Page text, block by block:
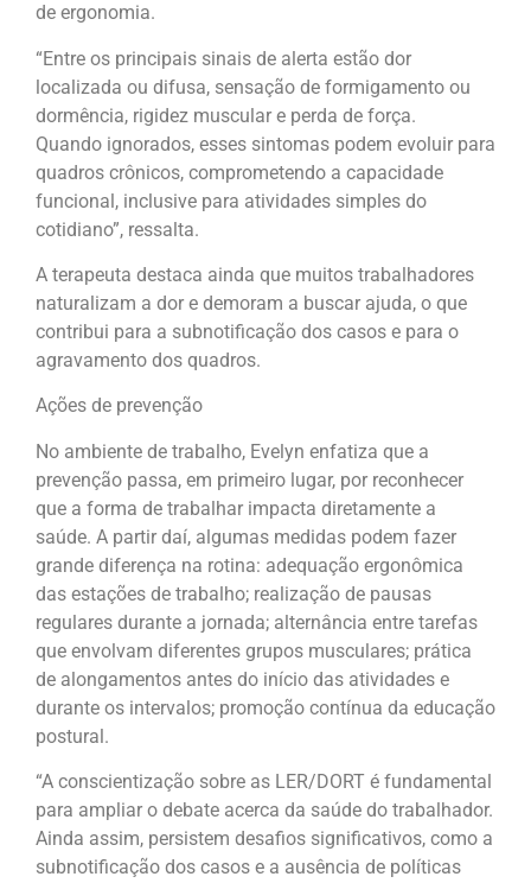
de ergonomia.
“Entre os principais sinais de alerta estão dor
localizada ou difusa, sensação de formigamento ou
dormência, rigidez muscular e perda de força.
Quando ignorados, esses sintomas podem evoluir para
quadros crônicos, comprometendo a capacidade
funcional, inclusive para atividades simples do
cotidiano”, ressalta.
A terapeuta destaca ainda que muitos trabalhadores
naturalizam a dor e demoram a buscar ajuda, o que
contribui para a subnotificação dos casos e para o
agravamento dos quadros.
Ações de prevenção
No ambiente de trabalho, Evelyn enfatiza que a
prevenção passa, em primeiro lugar, por reconhecer
que a forma de trabalhar impacta diretamente a
saúde. A partir daí, algumas medidas podem fazer
grande diferença na rotina: adequação ergonômica
das estações de trabalho; realização de pausas
regulares durante a jornada; alternância entre tarefas
que envolvam diferentes grupos musculares; prática
de alongamentos antes do início das atividades e
durante os intervalos; promoção contínua da educação
postural.
“A conscientização sobre as LER/DORT é fundamental
para ampliar o debate acerca da saúde do trabalhador.
Ainda assim, persistem desafios significativos, como a
subnotificação dos casos e a ausência de políticas